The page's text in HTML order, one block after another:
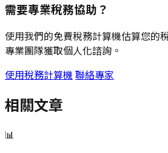
需要專業稅務協助？
使用我們的免費稅務計算機估算您的
專業團隊獲取個人化諮詢。
使用稅務計算機 聯絡專家
相關文章
📊